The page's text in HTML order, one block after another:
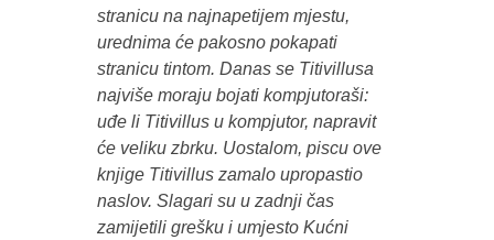
stranicu na najnapetijem mjestu,
urednima će pakosno pokapati
stranicu tintom. Danas se Titivillusa
najviše moraju bojati kompjutoraši:
uđe li Titivillus u kompjutor, napravit
će veliku zbrku. Uostalom, piscu ove
knjige Titivillus zamalo upropastio
naslov. Slagari su u zadnji čas
zamijetili grešku i umjesto Kućni